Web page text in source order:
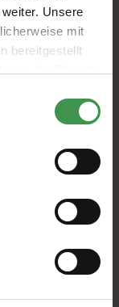
Unsere
mit
bereitgestellt
und
zur Kenntnis